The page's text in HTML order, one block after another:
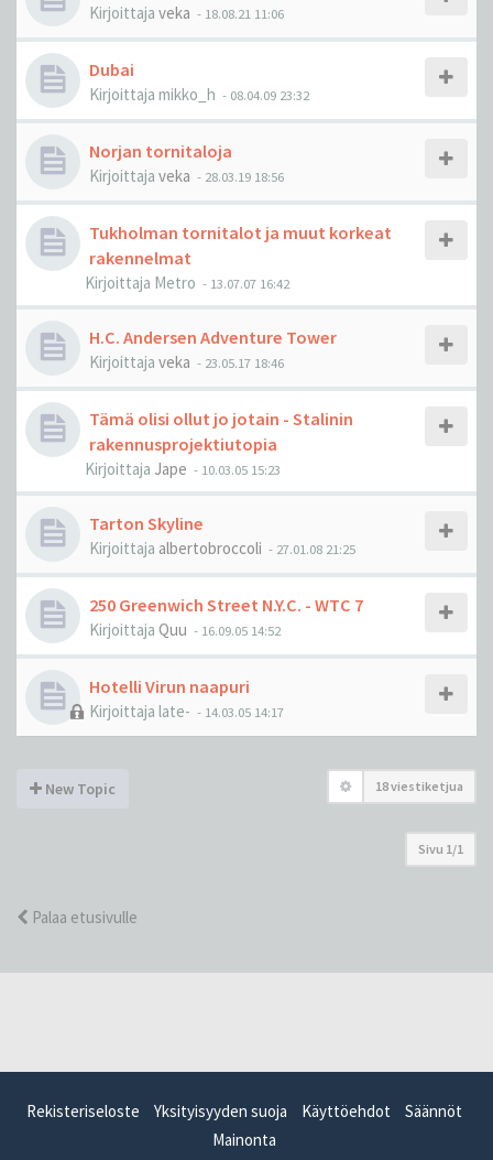
Kirjoittaja veka - 18.08.21 11:06
Dubai
Kirjoittaja mikko_h - 08.04.09 23:32
Norjan tornitaloja
Kirjoittaja veka - 28.03.19 18:56
Tukholman tornitalot ja muut korkeat
rakennelmat
Kirjoittaja Metro - 13.07.07 16:42
H.C. Andersen Adventure Tower
Kirjoittaja veka - 23.05.17 18:46
Tämä olisi ollut jo jotain - Stalinin
rakennusprojektiutopia
Kirjoittaja Jape - 10.03.05 15:23
Tarton Skyline
Kirjoittaja albertobroccoli - 27.01.08 21:25
250 Greenwich Street N.Y.C. - WTC 7
Kirjoittaja Quu - 16.09.05 14:52
Hotelli Virun naapuri
Kirjoittaja late- - 14.03.05 14:17
New Topic 18 viestiketjua
Sivu 1/1
Palaa etusivulle
Rekisteriseloste Yksityisyyden suoja Käyttöehdot
Säännöt
Mainonta